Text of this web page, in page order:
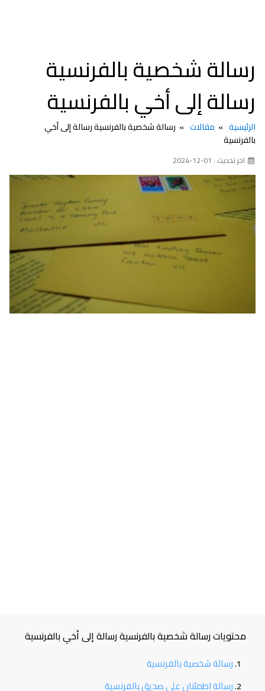
رسالة شخصية بالفرنسية
رسالة إلى أخي بالفرنسية
الرئيسية مقالات
رسالة شخصية بالفرنسية رسالة إلى أخي
بالفرنسية
اخر تحديث : 01-12-2024
محتويات رسالة شخصية بالفرنسية رسالة إلى أخي بالفرنسية
رسالة شخصية بالفرنسية
رسالة اطمئنان على صديق بالفرنسية